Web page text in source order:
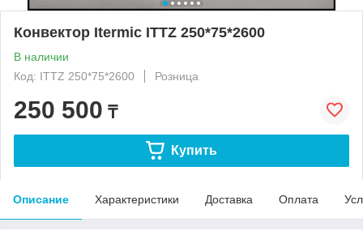
Конвектор Itermic ITTZ 250*75*2600
В наличии
Код: ITTZ 250*75*2600
Розница
250 500 ₸
Купить
Описание Характеристики Доставка Оплата